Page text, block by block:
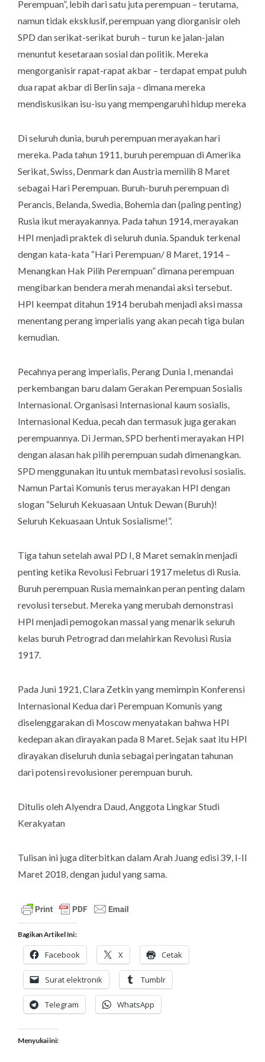
Perempuan”, lebih dari satu juta perempuan – terutama,
namun tidak eksklusif, perempuan yang diorganisir oleh
SPD dan serikat-serikat buruh – turun ke jalan-jalan
menuntut kesetaraan sosial dan politik. Mereka
mengorganisir rapat-rapat akbar – terdapat empat puluh
dua rapat akbar di Berlin saja – dimana mereka
mendiskusikan isu-isu yang mempengaruhi hidup mereka
Di seluruh dunia, buruh perempuan merayakan hari
mereka. Pada tahun 1911, buruh perempuan di Amerika
Serikat, Swiss, Denmark dan Austria memilih 8 Maret
sebagai Hari Perempuan. Buruh-buruh perempuan di
Perancis, Belanda, Swedia, Bohemia dan (paling penting)
Rusia ikut merayakannya. Pada tahun 1914, merayakan
HPI menjadi praktek di seluruh dunia. Spanduk terkenal
dengan kata-kata “Hari Perempuan/ 8 Maret, 1914 –
Menangkan Hak Pilih Perempuan” dimana perempuan
mengibarkan bendera merah menandai aksi tersebut.
HPI keempat ditahun 1914 berubah menjadi aksi massa
menentang perang imperialis yang akan pecah tiga bulan
kemudian.
Pecahnya perang imperialis, Perang Dunia I, menandai
perkembangan baru dalam Gerakan Perempuan Sosialis
Internasional. Organisasi Internasional kaum sosialis,
Internasional Kedua, pecah dan termasuk juga gerakan
perempuannya. Di Jerman, SPD berhenti merayakan HPI
dengan alasan hak pilih perempuan sudah dimenangkan.
SPD menggunakan itu untuk membatasi revolusi sosialis.
Namun Partai Komunis terus merayakan HPI dengan
slogan “Seluruh Kekuasaan Untuk Dewan (Buruh)!
Seluruh Kekuasaan Untuk Sosialisme!”.
Tiga tahun setelah awal PD I, 8 Maret semakin menjadi
penting ketika Revolusi Februari 1917 meletus di Rusia.
Buruh perempuan Rusia memainkan peran penting dalam
revolusi tersebut. Mereka yang merubah demonstrasi
HPI menjadi pemogokan massal yang menarik seluruh
kelas buruh Petrograd dan melahirkan Revolusi Rusia
1917.
Pada Juni 1921, Clara Zetkin yang memimpin Konferensi
Internasional Kedua dari Perempuan Komunis yang
diselenggarakan di Moscow menyatakan bahwa HPI
kedepan akan dirayakan pada 8 Maret. Sejak saat itu HPI
dirayakan diseluruh dunia sebagai peringatan tahunan
dari potensi revolusioner perempuan buruh.
Ditulis oleh Alyendra Daud, Anggota Lingkar Studi
Kerakyatan
Tulisan ini juga diterbitkan dalam Arah Juang edisi 39, I-II
Maret 2018, dengan judul yang sama.
Bagikan Artikel Ini :
Facebook X Cetak
Surat elektronik Tumblr
Telegram WhatsApp
Menyukai ini: